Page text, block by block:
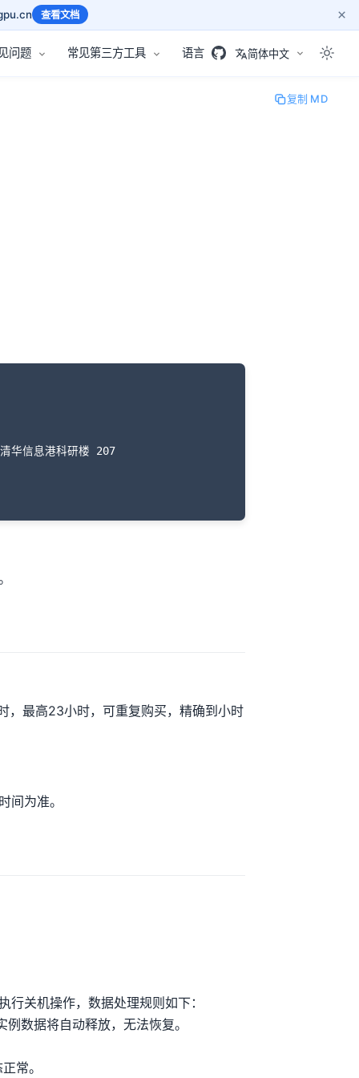
问题 常见第三方工具 语言 简体中文
华信息港科研楼 207
，最高23小时，可重复购买，精确到小时
间为准。
关机操作，数据处理规则如下：
数据将自动释放，无法恢复。
常。
查看文档 ×
复制 MD